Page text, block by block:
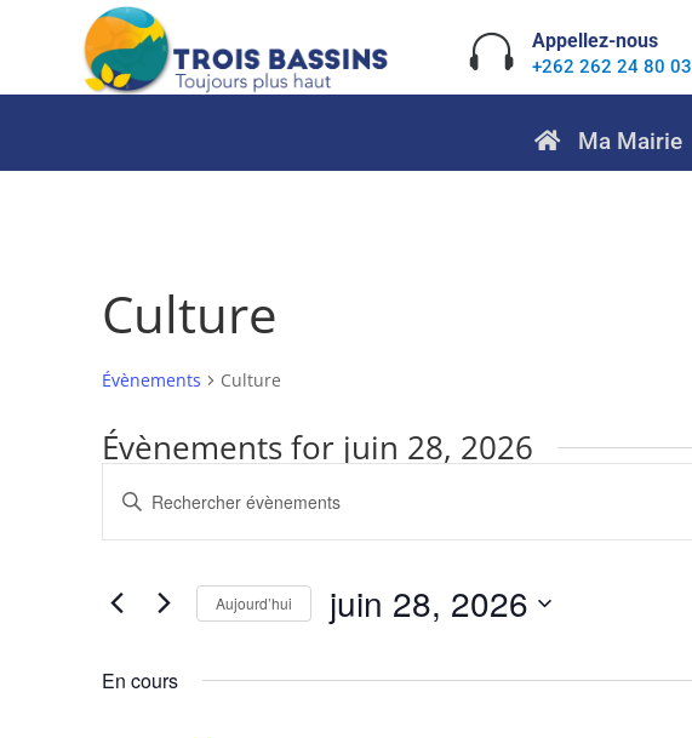
 Appellez-nous
+262 262 24 80 03
Ma Mairie
Culture
Évènements Culture
Évènements for juin 28, 2026
Recherche
et
navigation
vues
Évènements
Saisir
clé.
Évènements
clé.
Aujourd’hui juin 28, 2026
En cours